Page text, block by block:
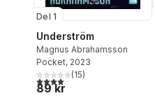
Del 1
Underström
Magnus Abrahamsson
Pocket, 2023
4,0utav 5 stjärnor. Totalt
(15)
89 kr